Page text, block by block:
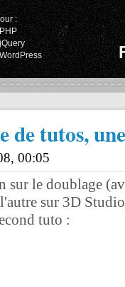
:
PHP
jQuery
WordPress
de tutos,
00:05
le doublage
sur 3D
tuto :